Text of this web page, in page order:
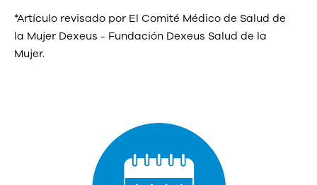
*Artículo revisado por El Comité Médico de Salud de
la Mujer Dexeus - Fundación Dexeus Salud de la
Mujer.